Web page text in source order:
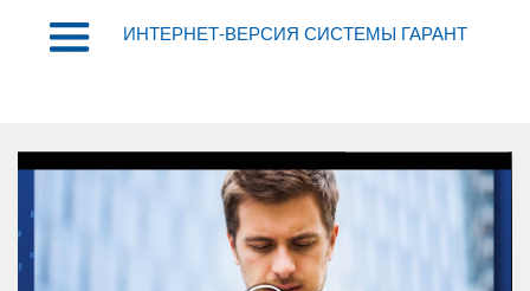
ИНТЕРНЕТ-ВЕРСИЯ СИСТЕМЫ ГАРАНТ